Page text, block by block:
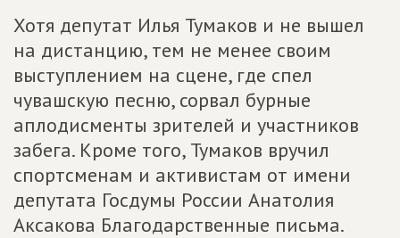
Хотя депутат Илья Тумаков и не вышел
на дистанцию, тем не менее своим
выступлением на сцене, где спел
чувашскую песню, сорвал бурные
аплодисменты зрителей и участников
забега. Кроме того, Тумаков вручил
спортсменам и активистам от имени
депутата Госдумы России Анатолия
Аксакова Благодарственные письма.